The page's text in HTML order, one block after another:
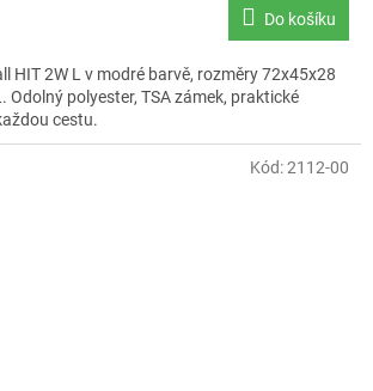
Do košíku
HIT 2W L v modré barvě, rozměry 72x45x28
Odolný polyester, TSA zámek, praktické
cestu.
Kód:2112-00